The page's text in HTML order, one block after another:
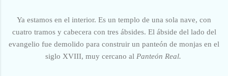
Ya estamos en el interior. Es un templo de una sola nave, con
cuatro tramos y cabecera con tres ábsides. El ábside del lado del
evangelio fue demolido para construir un panteón de monjas en el
siglo XVIII, muy cercano al Panteón Real.